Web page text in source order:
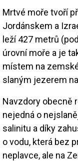
Mrtvé moře tvoří
Jordánskem a
leží 427 metrů
úrovní moře a je
místem na
slaným jezerem
Navzdory obecně
nejedná o
salinitu a díky
o vodu, která bez
neplavce, ale na